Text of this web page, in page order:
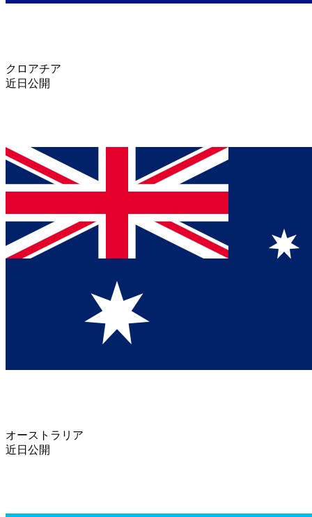
クロアチア
近日公開
オーストラリア
近日公開